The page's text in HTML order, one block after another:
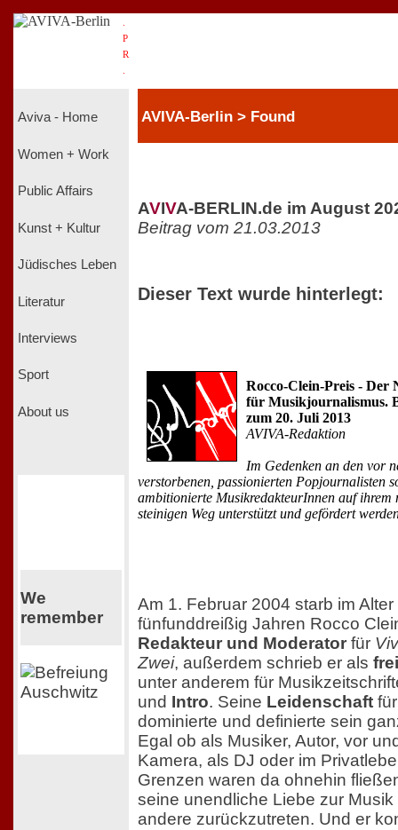
P
R
Aviva - Home
Women + Work
Public Affairs
Kunst + Kultur
Jüdisches Leben
Literatur
Interviews
Sport
About us
We
remember
AVIVA-Berlin > Found
AVIVA-BERLIN.de im August
Beitrag vom 21.03.2013
Dieser Text wurde hinterlegt:
Rocco-Clein-Preis - Der
für Musikjournalismus.
zum 20. Juli 2013
AVIVA-Redaktion
Im Gedenken an den vor
verstorbenen, passionierten Popjournalisten
ambitionierte MusikredakteurInnen auf ihrem
steinigen Weg unterstützt und gefördert
Am 1. Februar 2004 starb im
fünfunddreißig Jahren Rocco
Redakteur und Moderator für
Zwei, außerdem schrieb er als
unter anderem für
und Intro. Seine Leidenschaft
dominierte und definierte sein
Egal ob als Musiker, Autor, vor
Kamera, als DJ oder im
Grenzen waren da ohnehin
seine unendliche Liebe zur Musik
andere zurückzutreten. Und er